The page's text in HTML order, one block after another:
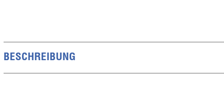
BESCHREIBUNG